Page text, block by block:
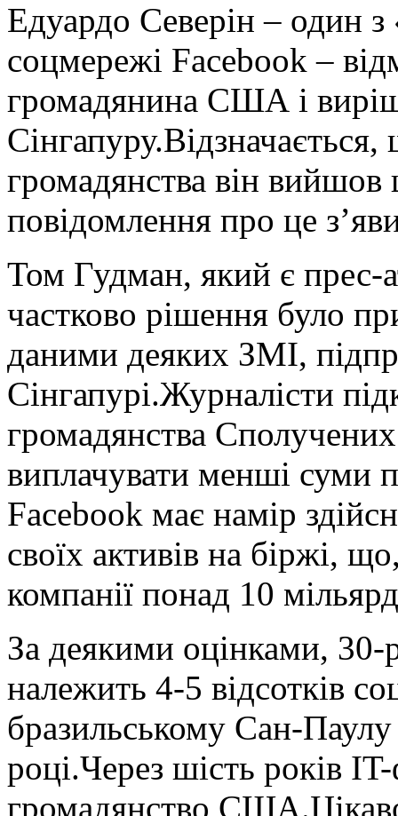
Едуардо Северін – один з
соцмережі Facebook –
громадянина США і
громадянства він
повідомлення про це
Том Гудман, який є
частково рішення було
даними деяких ЗМІ,
Сінгапурі.Журналісти
громадянства
виплачувати менші суми
Facebook має намір
своїх активів на біржі,
компанії понад 10
За деякими оцінками,
належить 4-5 відсотків
бразильському Сан-
році.Через шість років
громадянство